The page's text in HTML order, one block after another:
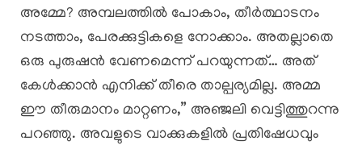
അമ്മേ? അമ്പലത്തിൽ പോകാം, തീർത്ഥാടനം
നടത്താം, പേരക്കുട്ടികളെ നോക്കാം. അതല്ലാതെ
ഒരു പുരുഷൻ വേണമെന്ന് പറയുന്നത്… അത്
കേൾക്കാൻ എനിക്ക് തീരെ താല്പര്യമില്ല. അമ്മ
ഈ തീരുമാനം മാറ്റണം,” അഞ്ജലി വെട്ടിത്തുറന്നു
പറഞ്ഞു. അവളുടെ വാക്കുകളിൽ പ്രതിഷേധവും